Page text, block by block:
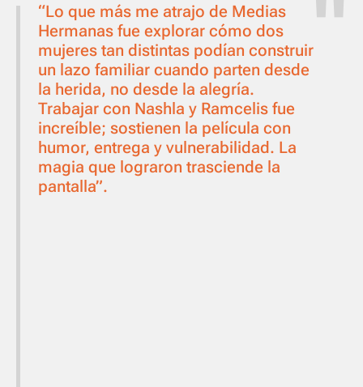
“Lo que más me atrajo de Medias
Hermanas fue explorar cómo dos
mujeres tan distintas podían construir
un lazo familiar cuando parten desde
la herida, no desde la alegría.
Trabajar con Nashla y Ramcelis fue
increíble; sostienen la película con
humor, entrega y vulnerabilidad. La
magia que lograron trasciende la
pantalla”.